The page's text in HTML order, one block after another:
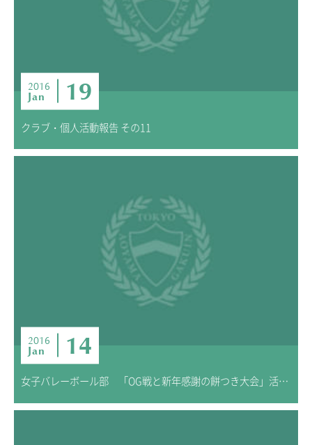
2016
Jan 19
クラブ・個人活動報告 その11
2016
Jan 14
女子バレーボール部 「OG戦と新年感謝の餅つき大会」活動報告